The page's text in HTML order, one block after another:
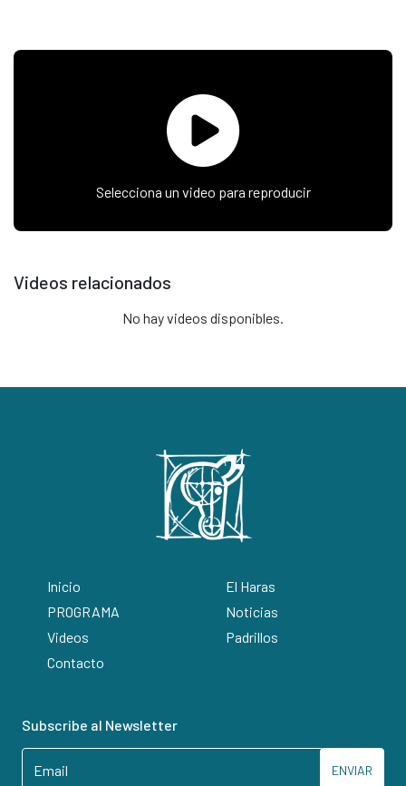
Selecciona un video para reproducir
Videos relacionados
No hay videos disponibles.
Inicio
El Haras
PROGRAMA
Noticias
Videos
Padrillos
Contacto
Subscribe al Newsletter
ENVIAR